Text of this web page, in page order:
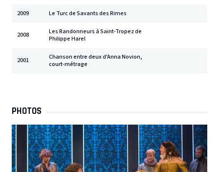
2009 Le Turc de Savants des Rimes
2008
Les Randonneurs à Saint-Tropez de
Philippe Harel
2001
Chanson entre deux d'Anna Novion,
court-métrage
PHOTOS